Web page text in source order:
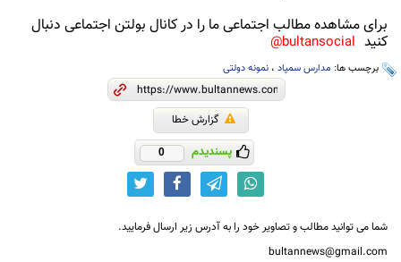
برای مشاهده مطالب اجتماعی ما را در کانال بولتن اجتماعی دنبال
کنید bultansocial@
برچسب ها: مدارس سمپاد ، نمونه دولتی
گزارش خطا
پسندیدم 0
شما می توانید مطالب و تصاویر خود را به آدرس زیر ارسال فرمایید.
bultannews@gmail.com